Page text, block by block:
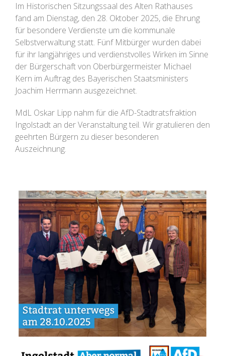
Im Historischen Sitzungssaal des Alten Rathauses
fand am Dienstag, den 28. Oktober 2025, die Ehrung
für besondere Verdienste um die kommunale
Selbstverwaltung statt. Fünf Mitbürger wurden dabei
für ihr langjähriges und verdienstvolles Wirken im Sinne
der Bürgerschaft von Oberbürgermeister Michael
Kern im Auftrag des Bayerischen Staatsministers
Joachim Herrmann ausgezeichnet.
MdL Oskar Lipp nahm für die AfD-Stadtratsfraktion
Ingolstadt an der Veranstaltung teil. Wir gratulieren den
geehrten Bürgern zu dieser besonderen
Auszeichnung.